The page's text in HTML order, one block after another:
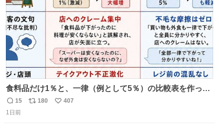
食料品だけ1％と、一律（例として5％）の比較表を作って
みました。 参考になるかと思います。
返
信
15
リ
180
い
407
1日前